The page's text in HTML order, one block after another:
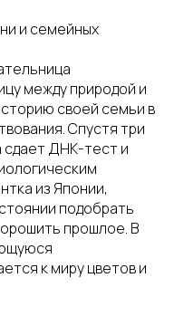
и семейных
между природой и
своей семьи в
Спустя три
сдает ДНК-тест и
из Японии,
подобрать
прошлое. В
к миру цветов и